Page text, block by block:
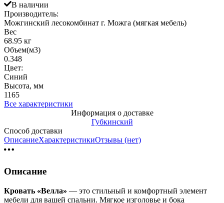
В наличии
Производитель:
Можгинский лесокомбинат г. Можга (мягкая мебель)
Вес
68.95 кг
Объем(м3)
0.348
Цвет:
Синий
Высота, мм
1165
Все характеристики
Информация о доставке
Губкинский
Способ доставки
ОписаниеХарактеристикиОтзывы (нет)
Описание
Кровать «Велла» — это стильный и комфортный элемент
мебели для вашей спальни. Мягкое изголовье и бока